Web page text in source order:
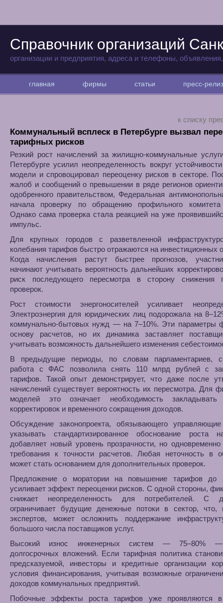
Справочник организаций
организации и предприятия, адреса и телефоны,
главная фирмы статьи пресс-
к списку
Коммунальный всплеск в Петербурге вызвал
тарифных рисков
Резкий рост начислений за жилищно-коммунальные
Петербурге усилил неопределенность вокруг
модели и спровоцировал переоценку рисков в секторе.
жалоб и сообщений о превышении в ряде регионов
одобренного правительством, Федеральная
начала проверку по обращению профильного
Однако сама проверка стала реакцией на уже
импульс.
Для крупных городов с разветвленной
колебания тарифов быстро отражаются на инвестиционных
Когда начисления растут быстрее прогнозов,
начинают учитывать вероятность дальнейших
риск последующего пересмотра в сторону снижения
проверок.
Рост стоимости энергоносителей усиливает
Электроэнергия для юридических лиц подорожала на
коммунально-бытовых нужд — на 7–10%. Эти параметры
основу расчетов, но их динамика заставляет
учитывать возможность дальнейшего изменения
В предыдущие периоды, по словам парламентариев,
работа с ФАС позволила снять 110 млрд рублей с
тарифов. Такой опыт демонстрирует, что даже после
начислений существует вероятность их пересмотра. Для
моделей это означает необходимость закладывать
корректировок и временного сокращения доходов.
Обсуждение законопроекта, обязывающего
указывать стандартизированное обоснование роста
добавляет новый уровень прозрачности, но
требования к точности расчетов. Любая неточность в
может стать основанием для дополнительных проверок.
Предложение о моратории на повышение тарифов до
усиливает эффект переоценки рисков. С одной стороны,
снижает неопределенность для потребителей. С
ограничивает будущие денежные потоки в сектор, что,
экспертов, может осложнить поддержание
большого числа поставщиков услуг.
Высокий износ инженерных систем — 75–80% —
долгосрочных вложений. Если тарифная политика
предсказуемой, инвесторы и кредитные организации
условия финансирования, учитывая возможные
доходов коммунальных предприятий.
Побочные эффекты роста тарифов уже проявляются